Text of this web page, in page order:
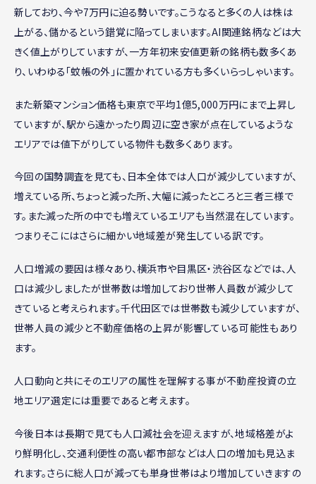
新しており、今や7万円に迫る勢いです。こうなると多くの人は株は
上がる、儲かるという錯覚に陥ってしまいます。AI関連銘柄などは大
きく値上がりしていますが、一方年初来安値更新の銘柄も数多くあ
り、いわゆる「蚊帳の外」に置かれている方も多くいらっしゃいます。
また新築マンション価格も東京で平均1億5,000万円にまで上昇し
ていますが、駅から遠かったり周辺に空き家が点在しているような
エリアでは値下がりしている物件も数多くあります。
今回の国勢調査を見ても、日本全体では人口が減少していますが、
増えている所、ちょっと減った所、大幅に減ったところと三者三様で
す。また減った所の中でも増えているエリアも当然混在しています。
つまりそこにはさらに細かい地域差が発生している訳です。
人口増減の要因は様々あり、横浜市や目黒区・渋谷区などでは、人
口は減少しましたが世帯数は増加しており世帯人員数が減少して
きていると考えられます。千代田区では世帯数も減少していますが、
世帯人員の減少と不動産価格の上昇が影響している可能性もあり
ます。
人口動向と共にそのエリアの属性を理解する事が不動産投資の立
地エリア選定には重要であると考えます。
今後日本は長期で見ても人口減社会を迎えますが、地域格差がよ
り鮮明化し、交通利便性の高い都市部などは人口の増加も見込ま
れます。さらに総人口が減っても単身世帯はより増加していきますの